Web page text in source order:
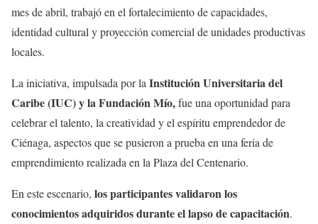
mes de abril, trabajó en el fortalecimiento de capacidades,
identidad cultural y proyección comercial de unidades productivas
locales.
La iniciativa, impulsada por la Institución Universitaria del
Caribe (IUC) y la Fundación Mío,fue una oportunidad para
celebrar el talento, la creatividad y el espíritu emprendedor de
Ciénaga, aspectos que se pusieron a prueba en una feria de
emprendimiento realizada en la Plaza del Centenario.
En este escenario, los participantes validaron los
conocimientos adquiridos durante el lapso de capacitación.